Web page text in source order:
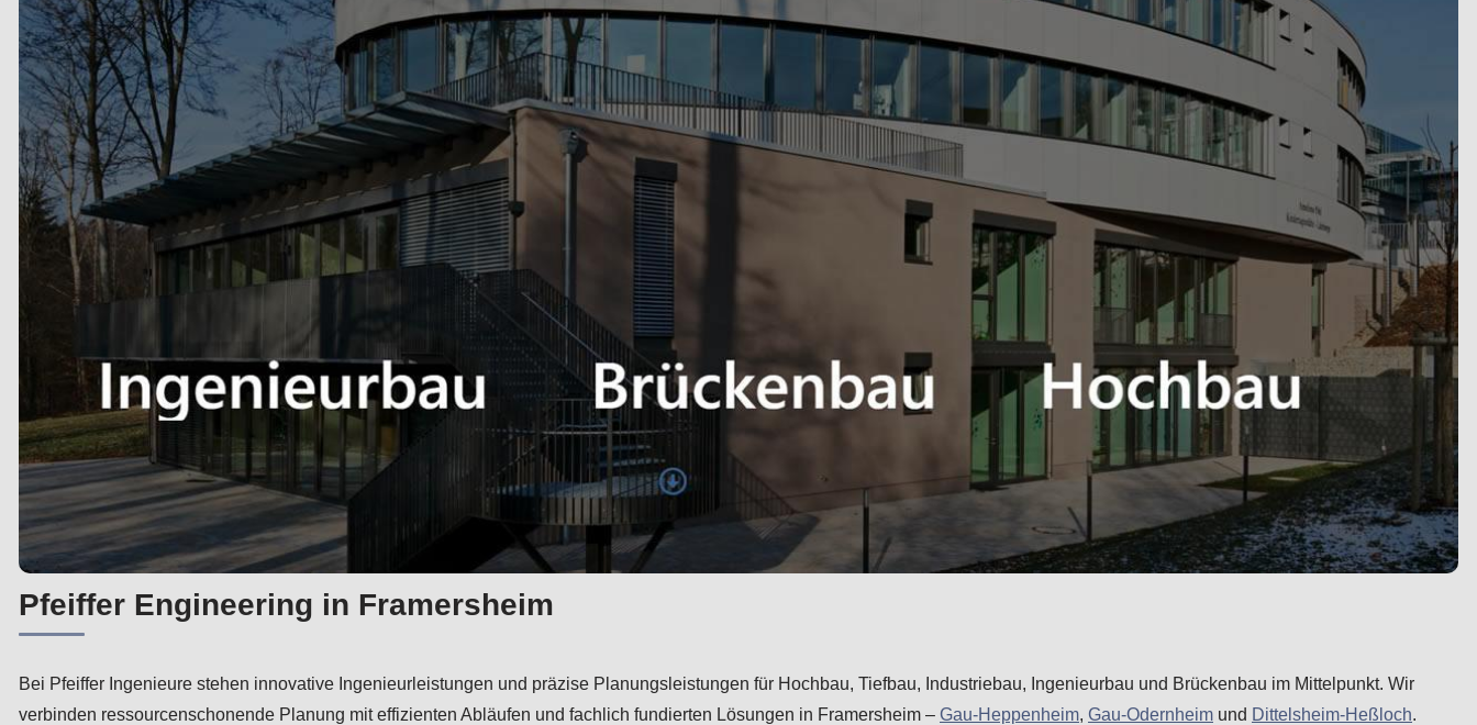
Pfeiffer Engineering in Framersheim
Bei Pfeiffer Ingenieure stehen innovative Ingenieurleistungen und präzise Planungsleistungen für Hochbau, Tiefbau, Industriebau, Ingenieurbau und Brückenbau im Mittelpunkt. Wir
verbinden ressourcenschonende Planung mit effizienten Abläufen und fachlich fundierten Lösungen in Framersheim – Gau-Heppenheim, Gau-Odernheim und Dittelsheim-Heßloch.